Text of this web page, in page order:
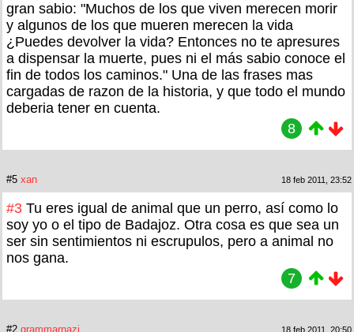
gran sabio: "Muchos de los que viven merecen morir
y algunos de los que mueren merecen la vida
¿Puedes devolver la vida? Entonces no te apresures
a dispensar la muerte, pues ni el más sabio conoce el
fin de todos los caminos." Una de las frases mas
cargadas de razon de la historia, y que todo el mundo
deberia tener en cuenta.
8
#5 xan 18 feb 2011, 23:52
#3 Tu eres igual de animal que un perro, así como lo
soy yo o el tipo de Badajoz. Otra cosa es que sea un
ser sin sentimientos ni escrupulos, pero a animal no
nos gana.
7
#2 grammarnazi 18 feb 2011, 20:50